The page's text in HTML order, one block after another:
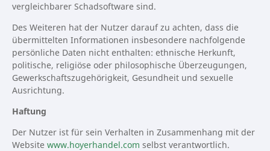
vergleichbarer Schadsoftware sind.
Des Weiteren hat der Nutzer darauf zu achten, dass die
übermittelten Informationen insbesondere nachfolgende
persönliche Daten nicht enthalten: ethnische Herkunft,
politische, religiöse oder philosophische Überzeugungen,
Gewerkschaftszugehörigkeit, Gesundheit und sexuelle
Ausrichtung.
Haftung
Der Nutzer ist für sein Verhalten in Zusammenhang mit der
Website www.hoyerhandel.com selbst verantwortlich.